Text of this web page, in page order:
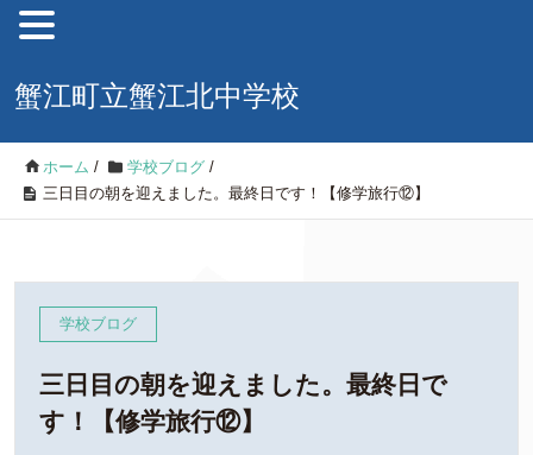
蟹江町立蟹江北中学校
ホーム / 学校ブログ /
三日目の朝を迎えました。最終日です！【修学旅行⑫】
学校ブログ
三日目の朝を迎えました。最終日で
す！【修学旅行⑫】